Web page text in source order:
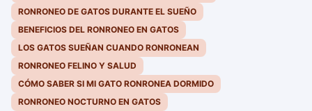
RONRONEO DE GATOS DURANTE EL SUEÑO
BENEFICIOS DEL RONRONEO EN GATOS
LOS GATOS SUEÑAN CUANDO RONRONEAN
RONRONEO FELINO Y SALUD
CÓMO SABER SI MI GATO RONRONEA DORMIDO
RONRONEO NOCTURNO EN GATOS